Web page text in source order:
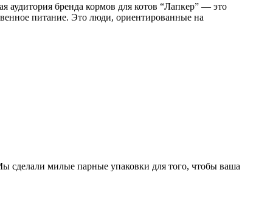
аудитория бренда кормов для котов “Лапкер” — это
питание. Это люди, ориентированные на
сделали милые парные упаковки для того, чтобы ваша